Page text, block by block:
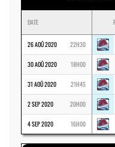
DATE
26 AOÛ 2020 22H30
30 AOÛ 2020 18H00
31 AOÛ 2020 21H45
2 SEP 2020 20H00
4 SEP 2020 16H00